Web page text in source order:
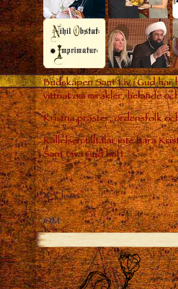
Budskapen Sant Liv i Gud
vittnat om mirakler, helande
Kristna präster, ordensfolk
Kallelsen tilltalar inte bara
Sant Liv i Gud haft.
Close
OM